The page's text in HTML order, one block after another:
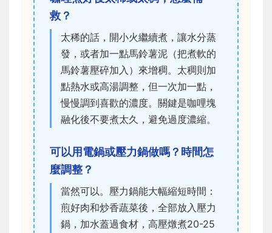
救？
太稀的話，開小火繼續煮，讓水分蒸
發，或者加一點馬鈴薯泥（把煮軟的
馬鈴薯壓碎加入）來增稠。太稠則加
點熱水或高湯調整，但一次加一點，
慢慢調到喜歡的濃度。關鍵是咖哩塊
融化後不要煮太久，避免過度濃縮。
可以用電鍋或壓力鍋做嗎？時間怎
麼調整？
當然可以。壓力鍋能大幅縮短時間：
煎好肉和炒香蔬菜後，全部放入壓力
鍋，加水蓋過食材，高壓燉煮20-25